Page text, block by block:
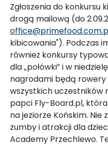
Zgłoszenia do konkursu
drogą mailową (do
kibicowania"). Podczas
również konkursy
dla „połówki” i w
nagrodami będą rowery
wszystkich uczestników
papci Fly-Board.pl,
na jeziorze Końskim.
zumby i atrakcji dla
Academy Przechlewo.